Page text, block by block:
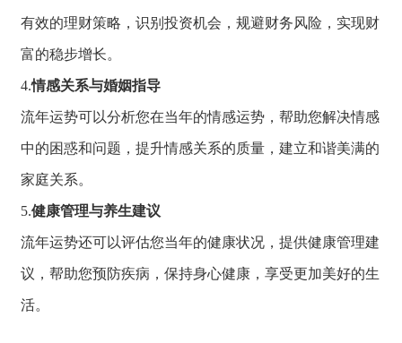
有效的理财策略， 识别投资机会， 规避财务风险， 实现财
富的稳步增长。
4.情感关系与婚姻指导
流年运势可以分析您在当年的情感运势， 帮助您解决情感
中的困惑和问题， 提升情感关系的质量， 建立和谐美满的
家庭关系。
5.健康管理与养生建议
流年运势还可以评估您当年的健康状况， 提供健康管理建
议， 帮助您预防疾病， 保持身心健康， 享受更加美好的生
活。